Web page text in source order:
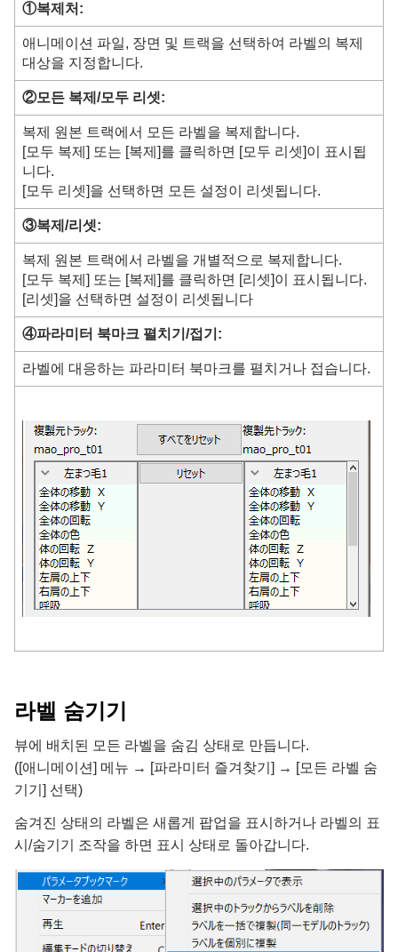
①복제처:
애니메이션 파일, 장면 및 트랙을 선택하여 라벨의 복제
대상을 지정합니다.
②모든 복제/모두 리셋:
복제 원본 트랙에서 모든 라벨을 복제합니다.
[모두 복제] 또는 [복제]를 클릭하면 [모두 리셋]이 표시됩
니다.
[모두 리셋]을 선택하면 모든 설정이 리셋됩니다.
③복제/리셋:
복제 원본 트랙에서 라벨을 개별적으로 복제합니다.
[모두 복제] 또는 [복제]를 클릭하면 [리셋]이 표시됩니다.
[리셋]을 선택하면 설정이 리셋됩니다
④파라미터 북마크 펼치기/접기:
라벨에 대응하는 파라미터 북마크를 펼치거나 접습니다.
라벨 숨기기
뷰에 배치된 모든 라벨을 숨김 상태로 만듭니다.
([애니메이션] 메뉴 → [파라미터 즐겨찾기] → [모든 라벨 숨
기기] 선택)
숨겨진 상태의 라벨은 새롭게 팝업을 표시하거나 라벨의 표
시/숨기기 조작을 하면 표시 상태로 돌아갑니다.